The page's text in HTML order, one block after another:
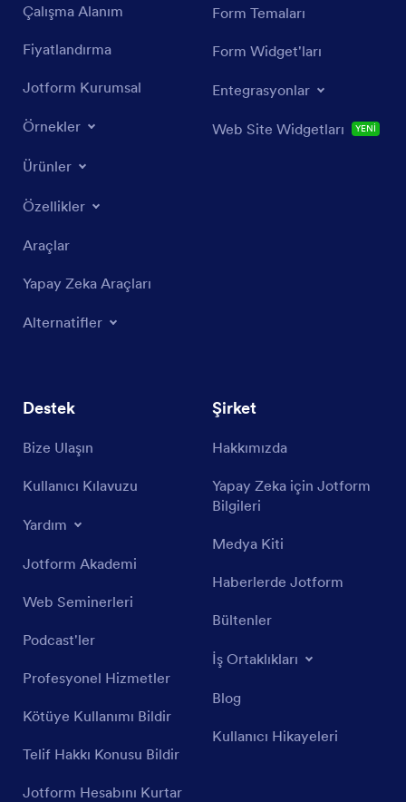
Çalışma Alanım
Fiyatlandırma
Jotform Kurumsal
Örnekler
Ürünler
Özellikler
Araçlar
Yapay Zeka Araçları
Alternatifler
Form Temaları
Form Widget'ları
Entegrasyonlar
Web Site Widgetları YENİ
Destek
Bize Ulaşın
Kullanıcı Kılavuzu
Yardım
Jotform Akademi
Web Seminerleri
Podcast'ler
Profesyonel Hizmetler
Kötüye Kullanımı Bildir
Telif Hakkı Konusu Bildir
Jotform Hesabını Kurtar
Şirket
Hakkımızda
Yapay Zeka için Jotform
Bilgileri
Medya Kiti
Haberlerde Jotform
Bültenler
İş Ortaklıkları
Blog
Kullanıcı Hikayeleri